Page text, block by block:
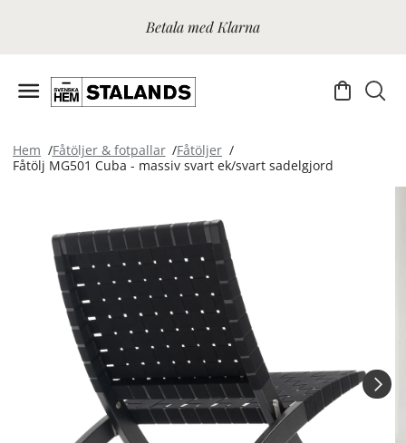
Betala med Klarna
Hem Fåtöljer & fotpallar
Fåtöljer
Fåtölj MG501 Cuba - massiv svart ek/svart sadelgjord